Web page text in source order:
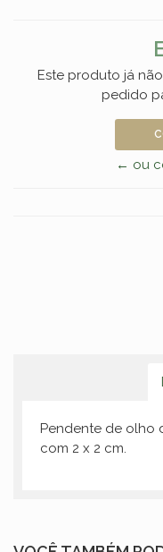
Este produto já
pedido
← ou
Pendente de olho
com 2 x 2 cm.